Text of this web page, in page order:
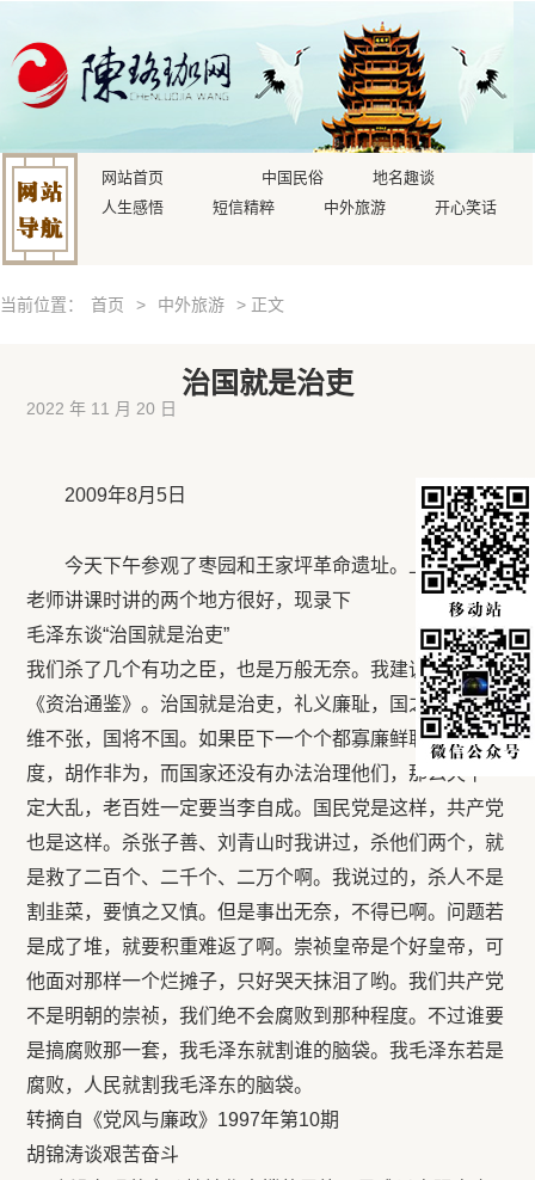
网站首页 中国民俗
地名趣谈
人生感悟
短信精粹 中外旅游 开心笑话
当前位置： 首页 > 中外旅游 > 正文
治国就是治吏
2022 年 11 月 20 日
2009年8月5日
今天下午参观了枣园和王家坪革命遗址。上午王诚安
老师讲课时讲的两个地方很好，现录下
毛泽东谈“治国就是治吏”
我们杀了几个有功之臣，也是万般无奈。我建议重读一下
《资治通鉴》。治国就是治吏，礼义廉耻，国之四维。四
维不张，国将不国。如果臣下一个个都寡廉鲜耻，贪污无
度，胡作非为，而国家还没有办法治理他们，那么天下一
定大乱，老百姓一定要当李自成。国民党是这样，共产党
也是这样。杀张子善、刘青山时我讲过，杀他们两个，就
是救了二百个、二千个、二万个啊。我说过的，杀人不是
割韭菜，要慎之又慎。但是事出无奈，不得已啊。问题若
是成了堆，就要积重难返了啊。崇祯皇帝是个好皇帝，可
他面对那样一个烂摊子，只好哭天抹泪了哟。我们共产党
不是明朝的崇祯，我们绝不会腐败到那种程度。不过谁要
是搞腐败那一套，我毛泽东就割谁的脑袋。我毛泽东若是
腐败，人民就割我毛泽东的脑袋。
转摘自《党风与廉政》1997年第10期
胡锦涛谈艰苦奋斗